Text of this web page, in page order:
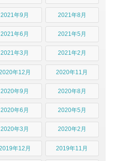
2021年9月 2021年8月
2021年6月 2021年5月
2021年3月 2021年2月
年12月 2020年11月
2020年9月 2020年8月
2020年6月 2020年5月
2020年3月 2020年2月
年12月 2019年11月